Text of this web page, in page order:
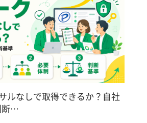
ルなしで取得できるか？自社
断…